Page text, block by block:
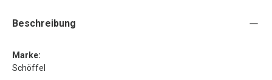
Beschreibung
Marke:
Schöffel